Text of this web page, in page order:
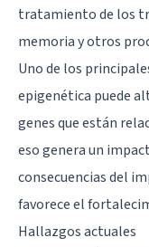
tratamiento de los
memoria y otros
Uno de los
epigenética puede
genes que están
eso genera un
consecuencias del
favorece el
Hallazgos actuales